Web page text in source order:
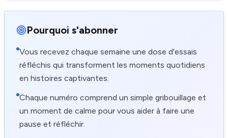
Pourquoi s'abonner
Vous recevez chaque semaine une dose d'essais
réfléchis qui transforment les moments quotidiens
en histoires captivantes.
Chaque numéro comprend un simple gribouillage et
un moment de calme pour vous aider à faire une
pause et réfléchir.